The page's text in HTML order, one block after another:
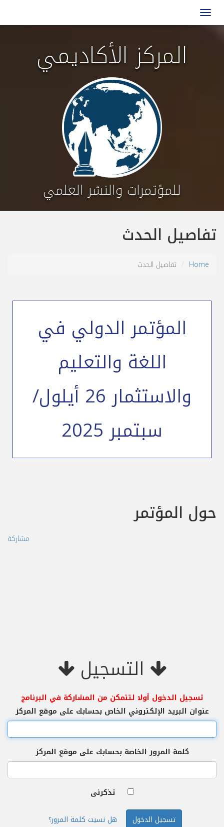
المركز الأكاديمي
للمؤتمرات والنشر العلمي
تفاصيل الحدث
Home تفاصيل الحدث
المؤتمر الدولي في
اللغة والتعليم
والاستثمار 26 أيلول/
سبتمبر 2025
حول المؤتمر
مشاركة
التسجيل
تسجيل الدخول أولا لتتمكن من المشاركة في البرنامج
عنوان البريد الإلكتروني الخاص بحسابك على موقع المركز
كلمة المرور الخاصة بحسابك على موقع المركز
تذكرنى
تسجيل الدخول
هل نسيت كلمة المرور؟